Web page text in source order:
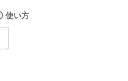
使い方